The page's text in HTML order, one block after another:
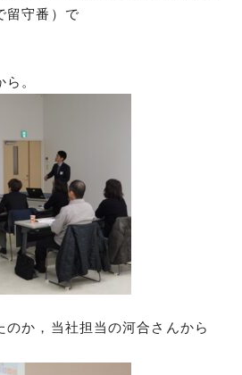
留守番）で
。
のか，当社担当の河合さんから